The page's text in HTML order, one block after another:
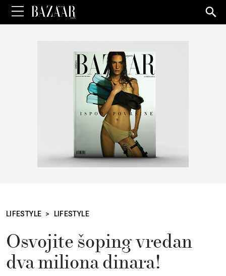
for:
LIFESTYLE > LIFESTYLE
Osvojite šoping vredan
dva miliona dinara!